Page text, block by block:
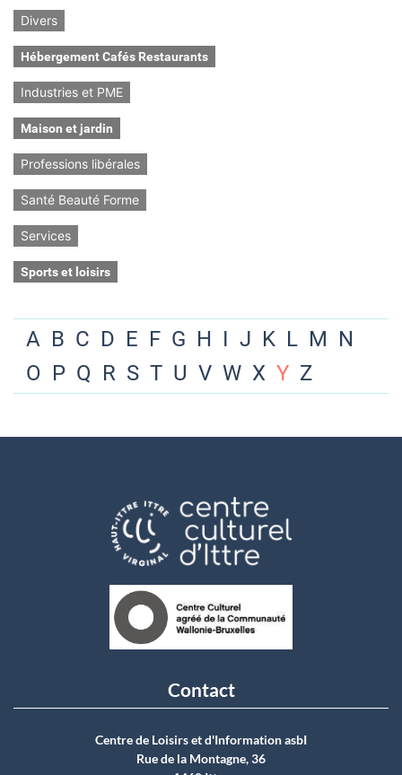
Divers
Hébergement Cafés Restaurants
Industries et PME
Maison et jardin
Professions libérales
Santé Beauté Forme
Services
Sports et loisirs
A B C D E F G H I J K L M N
O P Q R S T U V W X Y Z
Contact
Centre de Loisirs et d'Information asbI
Rue de la Montagne, 36